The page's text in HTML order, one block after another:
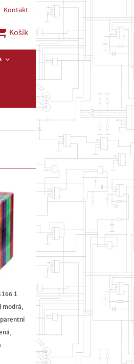
Kontakt
Košík
1
modrá,